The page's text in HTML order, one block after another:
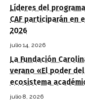
Líderes del
CAF participarán en
2026
julio 14, 2026
La Fundación
verano «El poder
ecosistema
julio 8, 2026